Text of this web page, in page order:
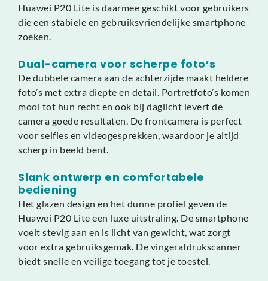
Huawei P20 Lite is daarmee geschikt voor gebruikers
die een stabiele en gebruiksvriendelijke smartphone
zoeken.
Dual-camera voor scherpe foto’s
De dubbele camera aan de achterzijde maakt heldere
foto’s met extra diepte en detail. Portretfoto’s komen
mooi tot hun recht en ook bij daglicht levert de
camera goede resultaten. De frontcamera is perfect
voor selfies en videogesprekken, waardoor je altijd
scherp in beeld bent.
Slank ontwerp en comfortabele
bediening
Het glazen design en het dunne profiel geven de
Huawei P20 Lite een luxe uitstraling. De smartphone
voelt stevig aan en is licht van gewicht, wat zorgt
voor extra gebruiksgemak. De vingerafdrukscanner
biedt snelle en veilige toegang tot je toestel.